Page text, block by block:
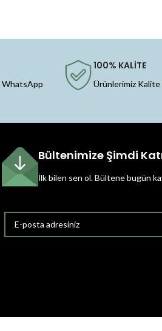
WhatsApp
100% KALİTE
Ürünlerimiz
Bültenimize Şimdi
İlk bilen sen ol.Bültene bugün